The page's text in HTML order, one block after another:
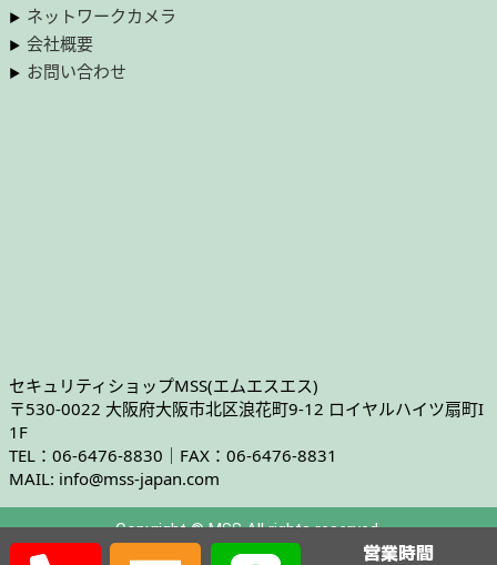
ネットワークカメラ
会社概要
お問い合わせ
セキュリティショップMSS(エムエスエス)
〒530-0022 大阪府大阪市北区浪花町9-12 ロイヤルハイツ扇町I
1F
TEL：06-6476-8830｜FAX：06-6476-8831
MAIL: info@mss-japan.com
Copyright © MSS All rights reserved.
営業時間